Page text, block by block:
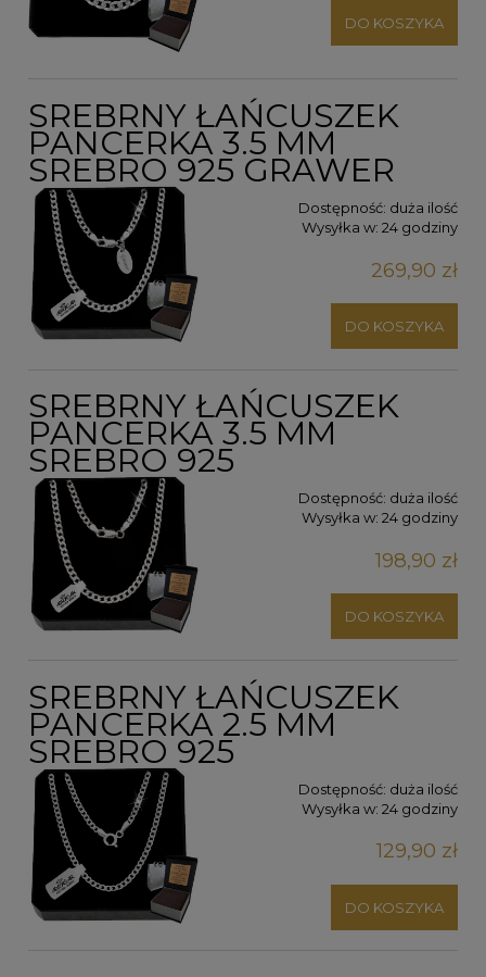
DO KOSZYKA
SREBRNY ŁAŃCUSZEK
PANCERKA 3.5 MM
SREBRO 925 GRAWER
Dostępność: duża ilość
Wysyłka w: 24 godziny
269,90 zł
DO KOSZYKA
SREBRNY ŁAŃCUSZEK
PANCERKA 3.5 MM
SREBRO 925
Dostępność: duża ilość
Wysyłka w: 24 godziny
198,90 zł
DO KOSZYKA
SREBRNY ŁAŃCUSZEK
PANCERKA 2.5 MM
SREBRO 925
Dostępność: duża ilość
Wysyłka w: 24 godziny
129,90 zł
DO KOSZYKA